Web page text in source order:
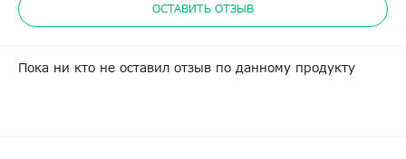
ОСТАВИТЬ ОТЗЫВ
Пока ни кто не оставил отзыв по данному продукту